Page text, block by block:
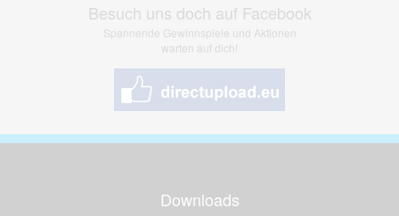
Besuch uns doch auf Facebook
Spannende Gewinnspiele und Aktionen
warten auf dich!
Downloads